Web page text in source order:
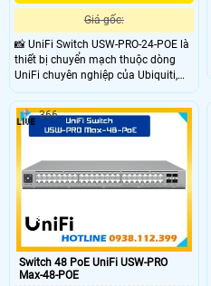
Giá gốc:
📸 UniFi Switch USW-PRO-24-POE là
thiết bị chuyển mạch thuộc dòng
UniFi chuyên nghiệp của Ubiquiti,
được thiết kế cho các hệ thống
mạng doanh nghiệp. Sản phẩm nổi
bật với thiết kế rackmount hiện đại,
tích hợp quạt làm mát yên tĩnh và
qua phần mềm UniFi Controller
Switch 48 PoE UniFi USW-PRO
Max-48-POE
366